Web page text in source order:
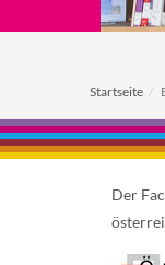
Startseite
Der